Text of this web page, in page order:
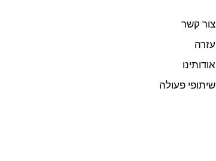
צור קשר
עזרה
אודותינו
שיתופי פעולה